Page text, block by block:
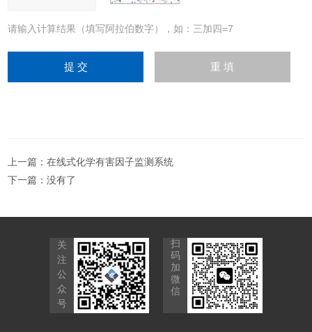
请输入计算结果（填写阿拉伯数字），如：三加四=7
上一篇：在线式化学有害因子监测系统
下一篇：没有了
关
注
公
众
号
扫
码
加
微
信